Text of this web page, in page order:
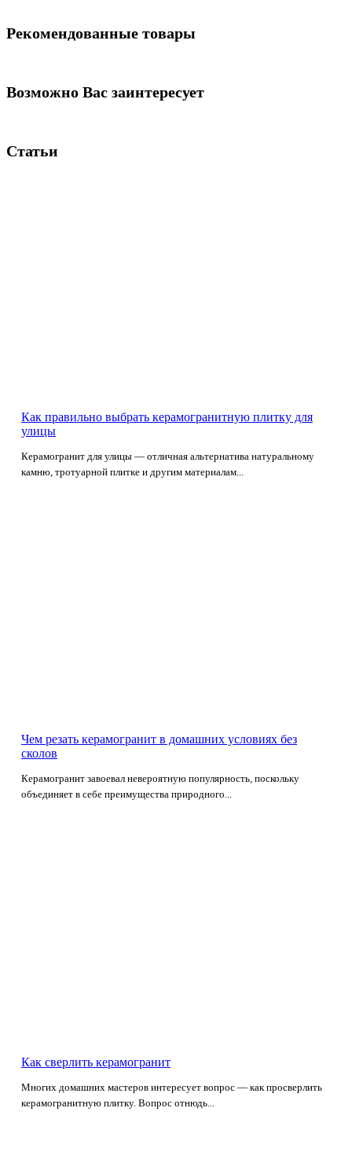
Рекомендованные товары
Возможно Вас заинтересует
Статьи
Как правильно выбрать керамогранитную плитку для
улицы
Керамогранит для улицы — отличная альтернатива натуральному
камню, тротуарной плитке и другим материалам...
Чем резать керамогранит в домашних условиях без
сколов
Керамогранит завоевал невероятную популярность, поскольку
объединяет в себе преимущества природного...
Как сверлить керамогранит
Многих домашних мастеров интересует вопрос — как просверлить
керамогранитную плитку. Вопрос отнюдь...